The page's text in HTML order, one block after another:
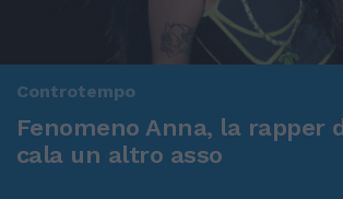
Controtempo
Fenomeno Anna, la rapper
cala un altro asso